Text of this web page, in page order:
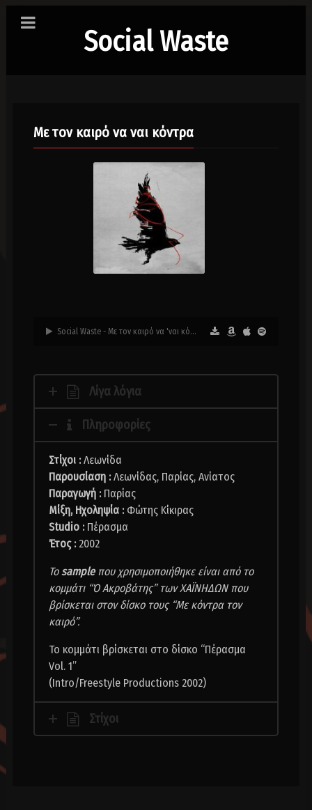
Social Waste
Με τον καιρό να ναι κόντρα
Social Waste - Με τον καιρό να 'ναι κόντρα
Λίγα λόγια
Πληροφορίες
Στίχοι :Λεωνίδα
Παρουσίαση :Λεωνίδας, Παρίας, Ανίατος
Παραγωγή :Παρίας
Μίξη, Ηχοληψία :Φώτης Κίκιρας
Studio :Πέρασμα
Έτος :2002
Τοsampleπου χρησιμοποιήθηκε είναι από το
κομμάτι “Ό Ακροβάτης” των ΧΑΪΝΗΔΩΝ που
βρίσκεται στον δίσκο τους “Με κόντρα τον
καιρό”.
Το κομμάτι βρίσκεται στο δίσκο “Πέρασμα
Vol. 1”
(Intro/Freestyle Productions 2002)
Στίχοι